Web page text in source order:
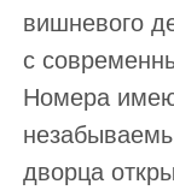
вишневого
с
Номера
дворца